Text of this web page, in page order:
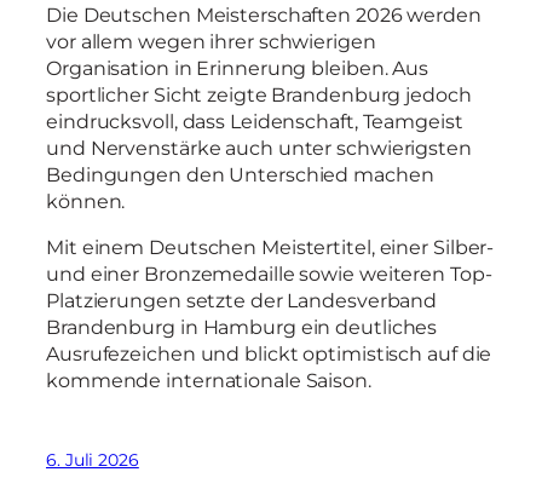
Die Deutschen Meisterschaften 2026 werden
vor allem wegen ihrer schwierigen
Organisation in Erinnerung bleiben. Aus
sportlicher Sicht zeigte Brandenburg jedoch
eindrucksvoll, dass Leidenschaft, Teamgeist
und Nervenstärke auch unter schwierigsten
Bedingungen den Unterschied machen
können.
Mit einem Deutschen Meistertitel, einer Silber-
und einer Bronzemedaille sowie weiteren Top-
Platzierungen setzte der Landesverband
Brandenburg in Hamburg ein deutliches
Ausrufezeichen und blickt optimistisch auf die
kommende internationale Saison.
6. Juli 2026